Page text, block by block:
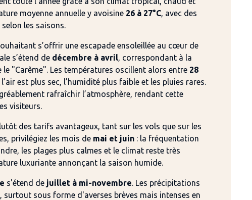
moyenne annuelle y avoisine 26 à 27°C, avec des
les saisons.
s’offrir une escapade ensoleillée au cœur de
s’étend de décembre à avril, correspondant à la
le "Carême". Les températures oscillent alors entre 28
l’air est plus sec, l’humidité plus faible et les pluies rares.
rafraîchir l’atmosphère, rendant cette
visiteurs.
des tarifs avantageux, tant sur les vols que sur les
privilégiez les mois de mai et juin : la fréquentation
les plages plus calmes et le climat reste très
luxuriante annonçant la saison humide.
s'étend de juillet à mi-novembre. Les précipitations
surtout sous forme d'averses brèves mais intenses en